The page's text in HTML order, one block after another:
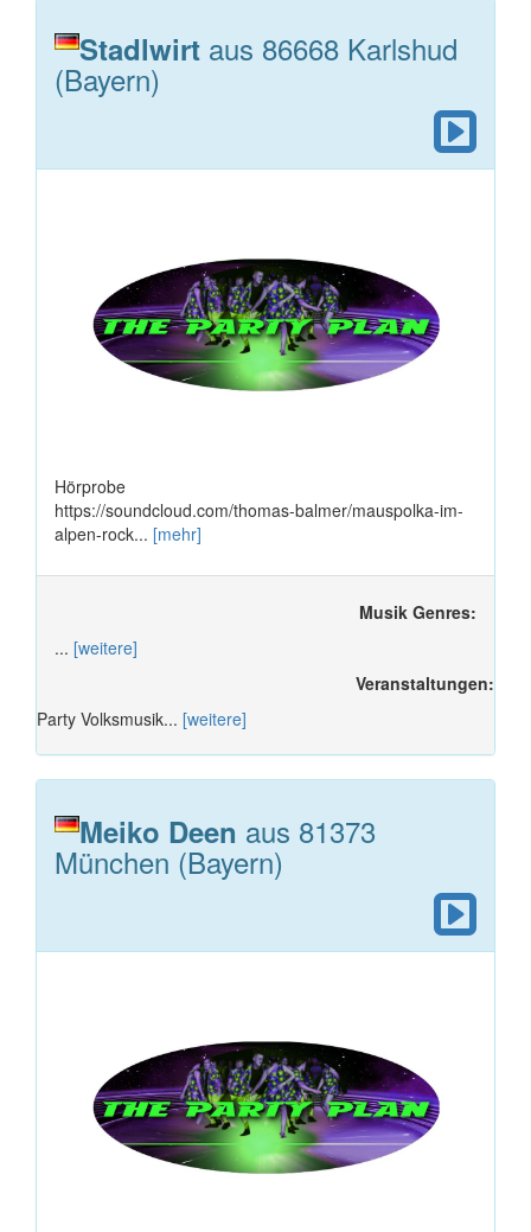
Stadlwirt aus 86668 Karlshud
(Bayern)
Hörprobe
https://soundcloud.com/thomas-balmer/mauspolka-im-
alpen-rock... [mehr]
Musik Genres:
... [weitere]
Veranstaltungen:
Party Volksmusik... [weitere]
Meiko Deen aus 81373
München (Bayern)